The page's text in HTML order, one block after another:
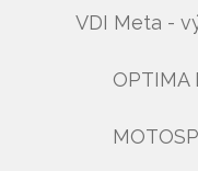
VDI Meta -
OPTIMA